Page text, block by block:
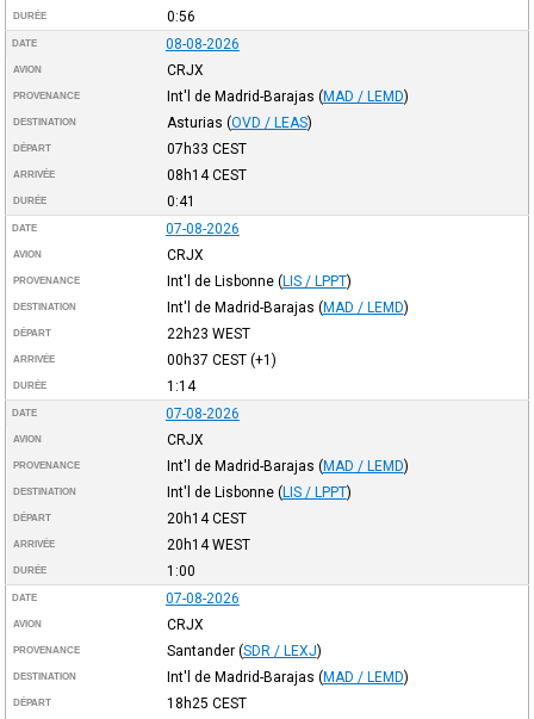
DURÉE 0:56
DATE 08-08-2026
AVION CRJX
PROVENANCE Int'l de Madrid-Barajas (MAD / LEMD)
DESTINATION Asturias (OVD / LEAS)
DÉPART 07h33 CEST
ARRIVÉE 08h14CEST
DURÉE 0:41
DATE 07-08-2026
AVION CRJX
PROVENANCE Int'l de Lisbonne (LIS / LPPT)
DESTINATION Int'l de Madrid-Barajas (MAD / LEMD)
DÉPART 22h23 WEST
ARRIVÉE 00h37 CEST(+1)
DURÉE 1:14
DATE 07-08-2026
AVION CRJX
PROVENANCE Int'l de Madrid-Barajas (MAD / LEMD)
DESTINATION Int'l de Lisbonne (LIS / LPPT)
DÉPART 20h14CEST
ARRIVÉE 20h14WEST
DURÉE 1:00
DATE 07-08-2026
AVION CRJX
PROVENANCE Santander (SDR / LEXJ)
DESTINATION Int'l de Madrid-Barajas (MAD / LEMD)
DÉPART 18h25 CEST